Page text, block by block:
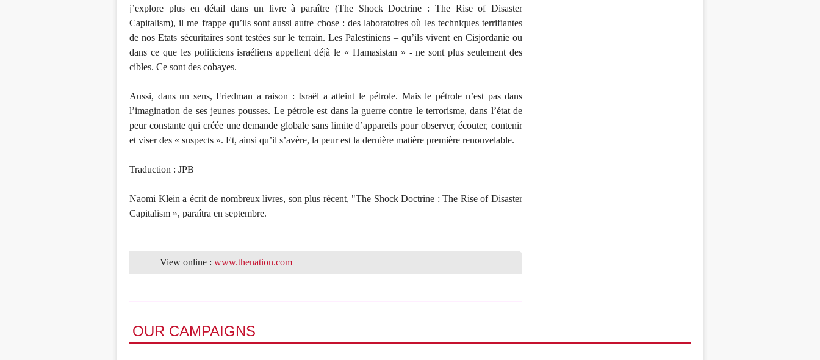
j’explore plus en détail dans un livre à paraître (The Shock Doctrine : The Rise of Disaster
Capitalism), il me frappe qu’ils sont aussi autre chose : des laboratoires où les techniques terrifiantes
de nos Etats sécuritaires sont testées sur le terrain. Les Palestiniens – qu’ils vivent en Cisjordanie ou
dans ce que les politiciens israéliens appellent déjà le « Hamasistan » - ne sont plus seulement des
cibles. Ce sont des cobayes.
Aussi, dans un sens, Friedman a raison : Israël a atteint le pétrole. Mais le pétrole n’est pas dans
l’imagination de ses jeunes pousses. Le pétrole est dans la guerre contre le terrorisme, dans l’état de
peur constante qui créée une demande globale sans limite d’appareils pour observer, écouter, contenir
et viser des « suspects ». Et, ainsi qu’il s’avère, la peur est la dernière matière première renouvelable.
Traduction : JPB
Naomi Klein a écrit de nombreux livres, son plus récent, "The Shock Doctrine : The Rise of Disaster
Capitalism », paraîtra en septembre.
View online : www.thenation.com
OUR CAMPAIGNS